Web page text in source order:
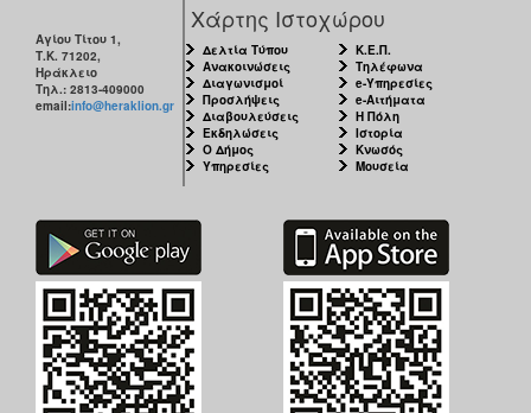
Αγίου Τίτου 1,
Τ.Κ. 71202,
Ηράκλειο
Τηλ.: 2813-409000
email:info@heraklion.gr
Χάρτης Ιστοχώρου
Δελτία Τύπου
Ανακοινώσεις
Διαγωνισμοί
Προσλήψεις
Διαβουλεύσεις
Εκδηλώσεις
Ο Δήμος
Υπηρεσίες
Κ.Ε.Π.
Τηλέφωνα
e-Υπηρεσίες
e-Αιτήματα
Η Πόλη
Ιστορία
Κνωσός
Μουσεία